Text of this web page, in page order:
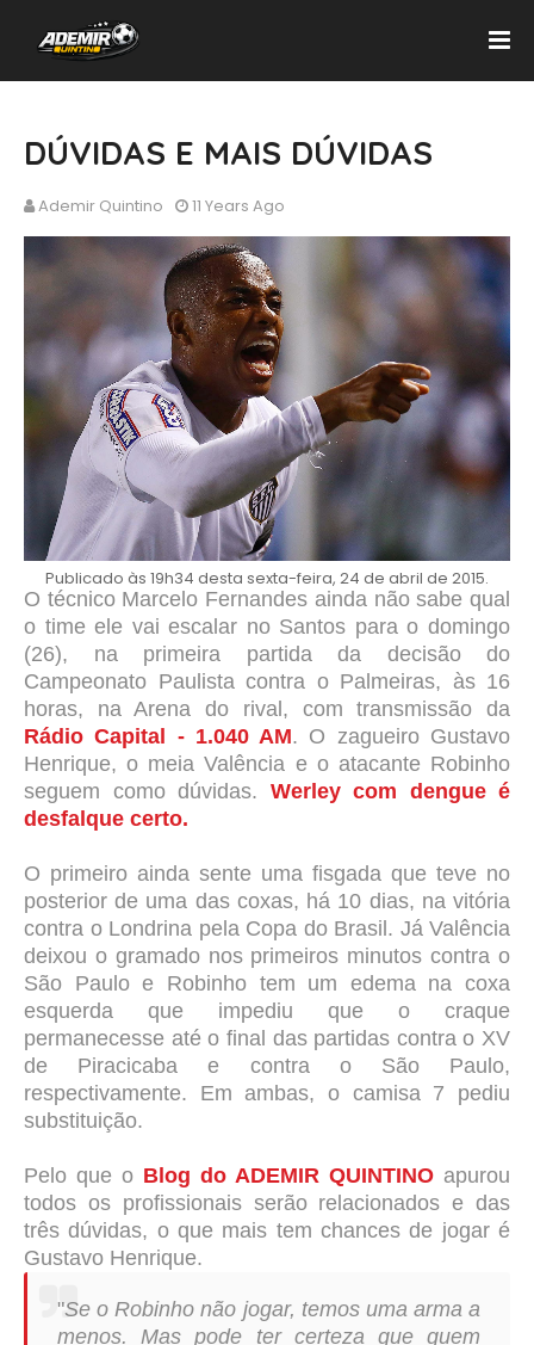
DÚVIDAS E MAIS DÚVIDAS
Ademir Quintino 11 Years Ago
Publicado às 19h34 desta sexta-feira, 24 de abril de 2015.
O técnico Marcelo Fernandes ainda não sabe qual
o time ele vai escalar no Santos para o domingo
(26), na primeira partida da decisão do
Campeonato Paulista contra o Palmeiras, às 16
horas, na Arena do rival, com transmissão da
Rádio Capital - 1.040 AM. O zagueiro Gustavo
Henrique, o meia Valência e o atacante Robinho
seguem como dúvidas. Werley com dengue é
desfalque certo.
O primeiro ainda sente uma fisgada que teve no
posterior de uma das coxas, há 10 dias, na vitória
contra o Londrina pela Copa do Brasil. Já Valência
deixou o gramado nos primeiros minutos contra o
São Paulo e Robinho tem um edema na coxa
esquerda que impediu que o craque
permanecesse até o final das partidas contra o XV
de Piracicaba e contra o São Paulo,
respectivamente. Em ambas, o camisa 7 pediu
substituição.
Pelo que o Blog do ADEMIR QUINTINO apurou
todos os profissionais serão relacionados e das
três dúvidas, o que mais tem chances de jogar é
Gustavo Henrique.
"Se o Robinho não jogar, temos uma arma a
menos. Mas pode ter certeza que quem